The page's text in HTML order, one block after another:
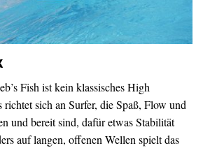
Fish ist kein klassisches High
richtet sich an Surfer, die Spaß, Flow und
und bereit sind, dafür etwas Stabilität
auf langen, offenen Wellen spielt das